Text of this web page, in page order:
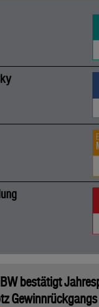
bestätigt
Gewinnrückgangs